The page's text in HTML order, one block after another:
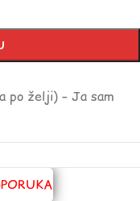
po želji) – Ja sam